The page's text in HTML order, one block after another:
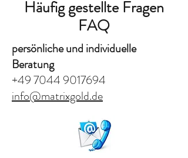
Häufig gestellte Fragen
FAQ
persönliche und individuelle
Beratung
+49 7044 9017694
info@matrixgold.de